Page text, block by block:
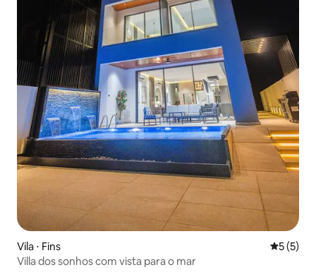
Vila ⋅ Fins 5 de
5 (5)
Villa dos sonhos com vista para o mar